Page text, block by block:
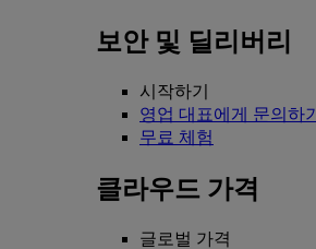
보안 및 딜리버리
시작하기
영업 대표에게 문의하기
무료 체험
클라우드 가격
글로벌 가격